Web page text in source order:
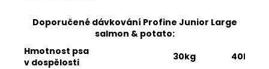
Doporučené dávkování Profine Junior Large
salmon & potato:
Hmotnost psa
v dospělosti
30kg
40kg